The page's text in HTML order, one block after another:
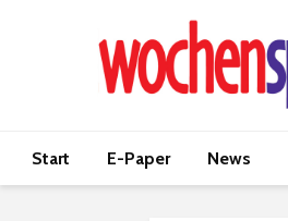
Start E-Paper News